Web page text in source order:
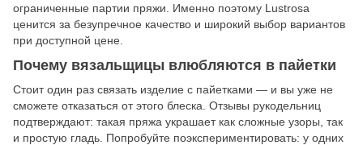
ограниченные партии пряжи. Именно поэтому Lustrosa
ценится за безупречное качество и широкий выбор вариантов
при доступной цене.
Почему вязальщицы влюбляются в пайетки
Стоит один раз связать изделие с пайетками — и вы уже не
сможете отказаться от этого блеска. Отзывы рукодельниц
подтверждают: такая пряжа украшает как сложные узоры, так
и простую гладь. Попробуйте поэкспериментировать: у одних